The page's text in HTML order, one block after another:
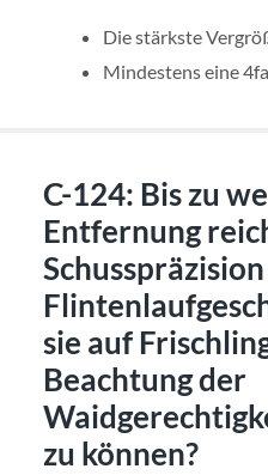
Die stärkste
Mindestens eine
C-124: Bis zu
Entfernung
sie auf
Beachtung der
zu können?